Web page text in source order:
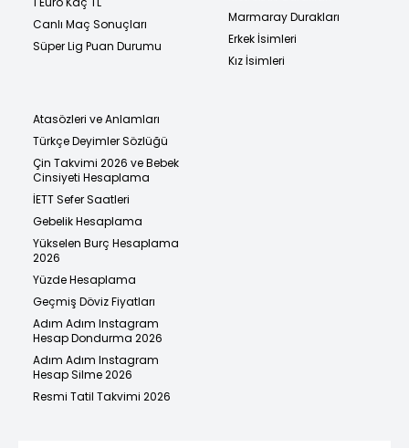
Canlı Maç Sonuçları
Süper Lig Puan Durumu
Marmaray Durakları
Erkek İsimleri
Kız İsimleri
Atasözleri ve Anlamları
Türkçe Deyimler Sözlüğü
Çin Takvimi 2026 ve Bebek
Cinsiyeti Hesaplama
İETT Sefer Saatleri
Gebelik Hesaplama
Yükselen Burç Hesaplama
2026
Yüzde Hesaplama
Geçmiş Döviz Fiyatları
Adım Adım Instagram
Hesap Dondurma 2026
Adım Adım Instagram
Hesap Silme 2026
Resmi Tatil Takvimi 2026